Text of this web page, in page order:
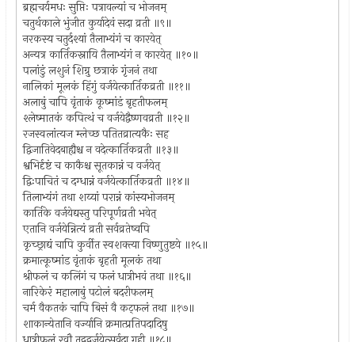
ब्रह्मचर्यमधः सुप्तिः पत्रावल्यां च भोजनम्
चतुर्थकाले भुंजीत कुर्यादेवं सदा व्रती ॥९॥
नरकस्य चतुर्दश्यां तैलाभ्यंगं च कारयेत्
अन्यत्र कार्तिकस्नायि तैलाभ्यंगं न कारयेत् ॥१०॥
पलांडुं लशुनं शिग्रु छत्राकं गृंजनं तथा
नालिकां मूलकं हिंगुं वर्जयेत्कार्तिकव्रती ॥११॥
अलाबुं चापि वृंताकं कूष्मांडं बृहतीफलम्
श्लेष्मातकं कपित्थं च वर्जयेद्वैष्णवव्रती ॥१२॥
रजस्वलांत्यज म्लेच्छ पतितव्रात्यकैः सह
द्विजातिवेदबाह्यैश्च न वदेत्कार्तिकव्रती ॥१३॥
श्वभिर्दृष्टं च काकैश्च सूतकान्नं च वर्जयेत्
द्विःपाचितं च दग्धान्नं वर्जयेत्कार्तिकव्रती ॥१४॥
तिलाभ्यंगं तथा शय्यां परान्नं कांस्यभोजनम्
कार्तिके वर्जयेद्यस्तु परिपूर्णव्रती भवेत्
एतानि वर्जयेन्नित्यं व्रती सर्वव्रतेष्वपि
कृच्छ्राद्यं चापि कुर्वीत स्वशक्त्या विष्णुतुष्टये ॥१५॥
क्रमात्कूष्मांड वृंताकं बृहती मूलकं तथा
श्रीफलं च कलिंगं च फलं धात्रीभवं तथा ॥१६॥
नारिकेरं महालाबुं पटोलं बदरीफलम्
चर्म वैकतकं चापि बिसं वै कट्फलं तथा ॥१७॥
शाकान्येतानि वर्ज्यानि क्रमात्प्रतिपदादिषु